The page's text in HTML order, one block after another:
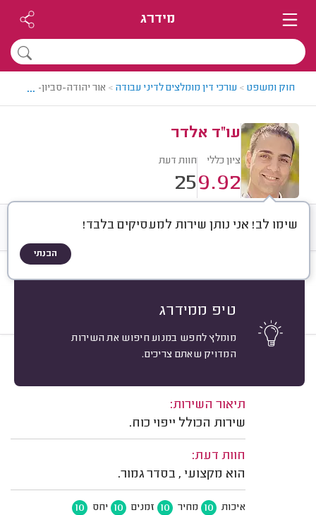
מידרג
חוק ומשפט > עורכי דין מומלצים לדיני עבודה > אור יהודה-סביון-יהוד >
...
עו"ד אלדר
ציון כללי
9.92
חוות דעת
25
שימו לב! אני נותן שירות למעסיקים בלבד!
הבנתי
טיפ ממידרג
מומלץ לחפש במנוע חיפוש את השירות
המדויק שאתם צריכים.
חוות דעת ממוצע רישוי ותעודות
ייצוג
א. ל. יהוד.
תיאור השירות:
שירות הכולל ייפוי כוח.
חוות דעת:
הוא מקצועי , בסדר גמור.
איכות 10 מחיר 10 זמנים 10 יחס 10